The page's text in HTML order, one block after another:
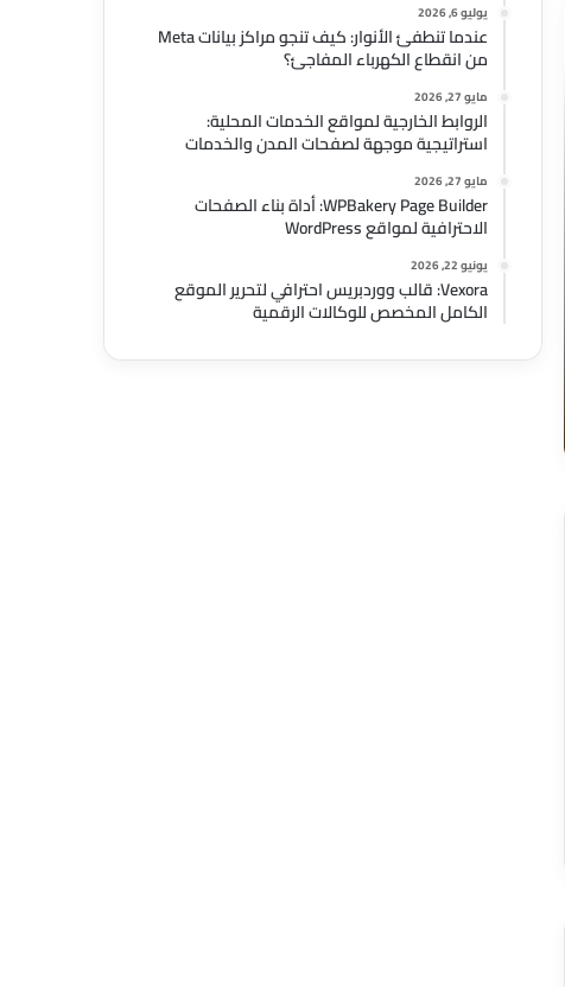
يوليو 6, 2026
عندما تنطفئ الأنوار: كيف تنجو مراكز بيانات Meta
من انقطاع الكهرباء المفاجئ؟
مايو 27, 2026
الروابط الخارجية لمواقع الخدمات المحلية:
استراتيجية موجهة لصفحات المدن والخدمات
مايو 27, 2026
WPBakery Page Builder: أداة بناء الصفحات
الاحترافية لمواقع WordPress
يونيو 22, 2026
Vexora: قالب ووردبريس احترافي لتحرير الموقع
الكامل المخصص للوكالات الرقمية